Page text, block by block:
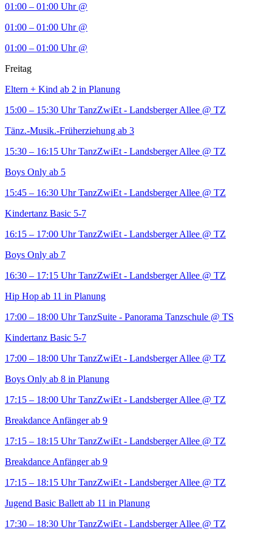
01:00 – 01:00 Uhr @
01:00 – 01:00 Uhr @
01:00 – 01:00 Uhr @
Freitag
Eltern + Kind ab 2 in Planung
15:00 – 15:30 Uhr TanzZwiEt - Landsberger Allee @ TZ
Tänz.-Musik.-Früherziehung ab 3
15:30 – 16:15 Uhr TanzZwiEt - Landsberger Allee @ TZ
Boys Only ab 5
15:45 – 16:30 Uhr TanzZwiEt - Landsberger Allee @ TZ
Kindertanz Basic 5-7
16:15 – 17:00 Uhr TanzZwiEt - Landsberger Allee @ TZ
Boys Only ab 7
16:30 – 17:15 Uhr TanzZwiEt - Landsberger Allee @ TZ
Hip Hop ab 11 in Planung
17:00 – 18:00 Uhr TanzSuite - Panorama Tanzschule @ TS
Kindertanz Basic 5-7
17:00 – 18:00 Uhr TanzZwiEt - Landsberger Allee @ TZ
Boys Only ab 8 in Planung
17:15 – 18:00 Uhr TanzZwiEt - Landsberger Allee @ TZ
Breakdance Anfänger ab 9
17:15 – 18:15 Uhr TanzZwiEt - Landsberger Allee @ TZ
Breakdance Anfänger ab 9
17:15 – 18:15 Uhr TanzZwiEt - Landsberger Allee @ TZ
Jugend Basic Ballett ab 11 in Planung
17:30 – 18:30 Uhr TanzZwiEt - Landsberger Allee @ TZ